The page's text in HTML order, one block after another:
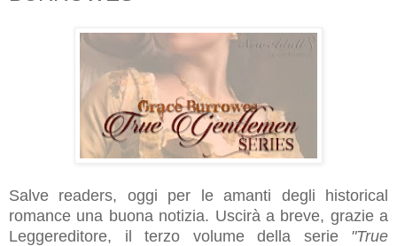
Salve readers, oggi per le amanti degli historical
romance una buona notizia. Uscirà a breve, grazie a
Leggereditore, il terzo volume della serie "True